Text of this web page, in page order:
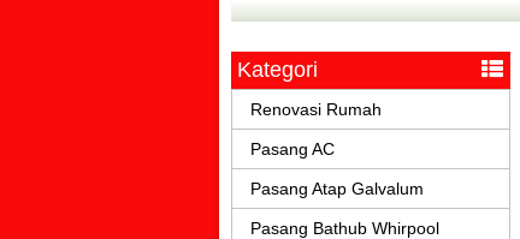
Kategori
Renovasi Rumah
Pasang AC
Pasang Atap Galvalum
Pasang Bathub Whirpool